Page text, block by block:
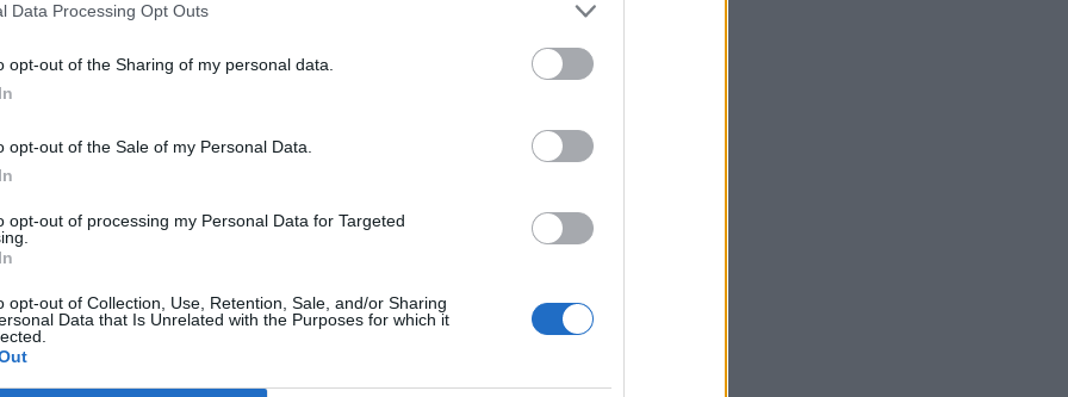
Data Processing Opt Outs
opt-out of the Sharing of my personal data.
opt-out of the Sale of my Personal Data.
opt-out of processing my Personal Data for Targeted
opt-out of Collection, Use, Retention, Sale, and/or Sharing
Data that Is Unrelated with the Purposes for which it
Plat64 🖐️👋 ciao..😅😅😅😅
4 Giugno alle ore 07:19
Themax: Plat64 buongiorno ☕️☕️
4 Giugno alle ore 07:53